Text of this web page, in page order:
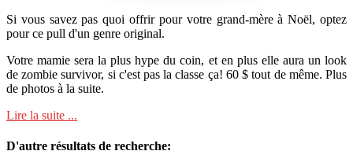
Si vous savez pas quoi offrir pour votre grand-mère à Noël, optez
pour ce pull d'un genre original.
Votre mamie sera la plus hype du coin, et en plus elle aura un look
de zombie survivor, si c'est pas la classe ça! 60 $ tout de même. Plus
de photos à la suite.
Lire la suite ...
D'autre résultats de recherche: